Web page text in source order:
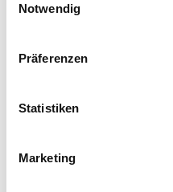
Notwendig
Präferenzen
Statistiken
Marketing